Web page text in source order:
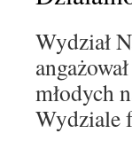
Wydział
młodych
Wydziale